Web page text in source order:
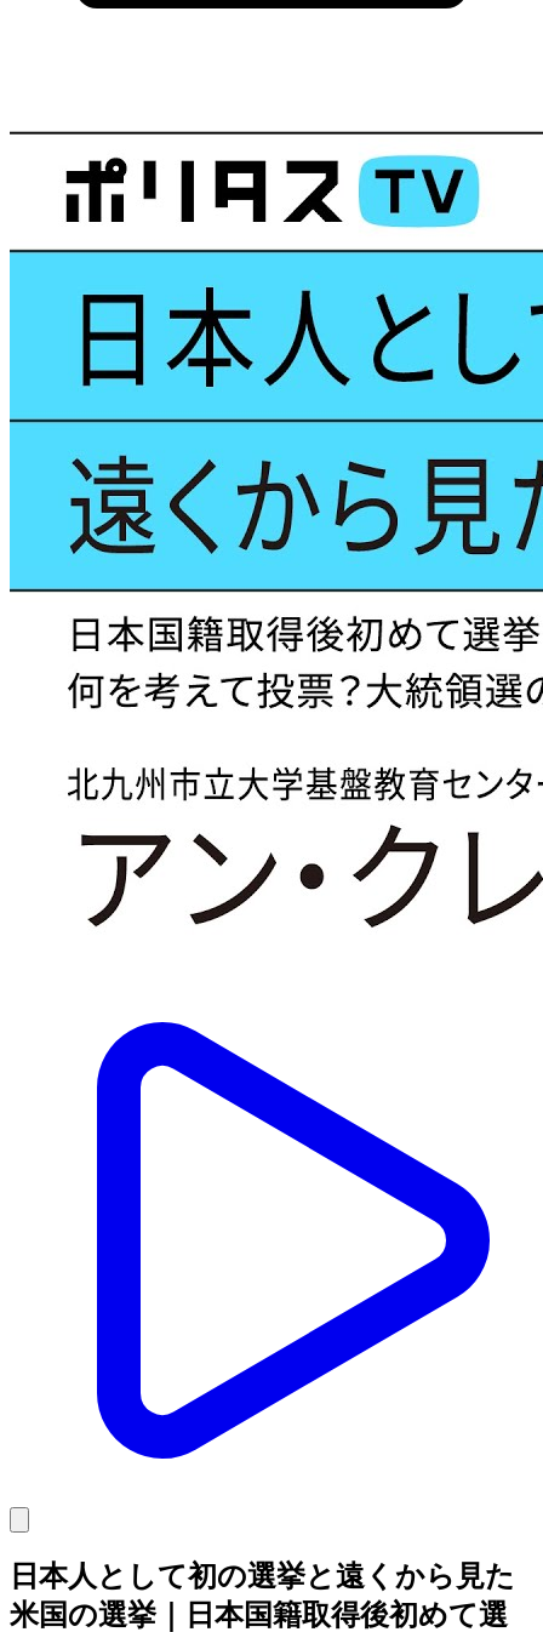
日本人として初の選挙と遠くから見た
米国の選挙｜日本国籍取得後初めて選